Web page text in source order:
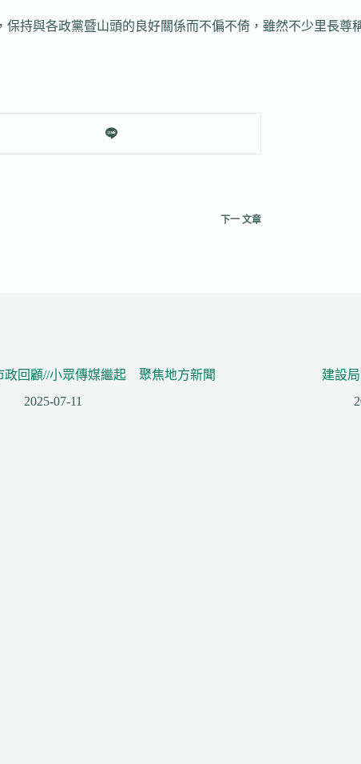
與各政黨暨山頭的良好關係而不偏不倚，雖然不少里長尊
下一 文章
政回顧//小眾傳媒繼起 聚焦地方新聞
2025-07-11
建設